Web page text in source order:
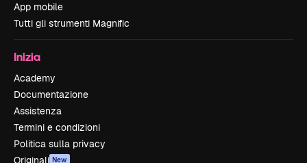
App mobile
Tutti gli strumenti Magnific
Inizia
Academy
Documentazione
Assistenza
Termini e condizioni
Politica sulla privacy
Originali New